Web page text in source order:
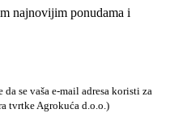
najnovijim ponudama i
se vaša e-mail adresa koristi za
tvrtke Agrokuća d.o.o.)